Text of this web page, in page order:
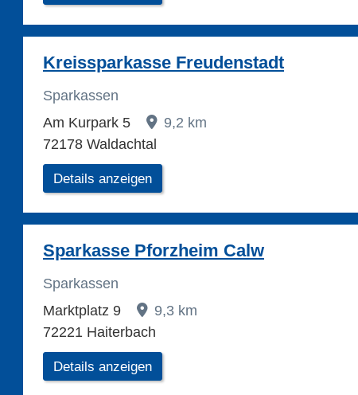
Kreissparkasse Freudenstadt
Sparkassen
Am Kurpark 5
9,2 km
72178 Waldachtal
Details anzeigen
Sparkasse Pforzheim Calw
Sparkassen
Marktplatz 9
9,3 km
72221 Haiterbach
Details anzeigen